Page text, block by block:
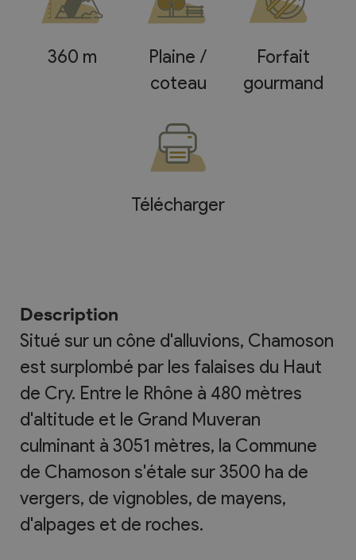
360 m
Plaine /
coteau
Forfait
gourmand
Télécharger
Description
Situé sur un cône d'alluvions, Chamoson
est surplombé par les falaises du Haut
de Cry. Entre le Rhône à 480 mètres
d'altitude et le Grand Muveran
culminant à 3051 mètres, la Commune
de Chamoson s'étale sur 3500 ha de
vergers, de vignobles, de mayens,
d'alpages et de roches.